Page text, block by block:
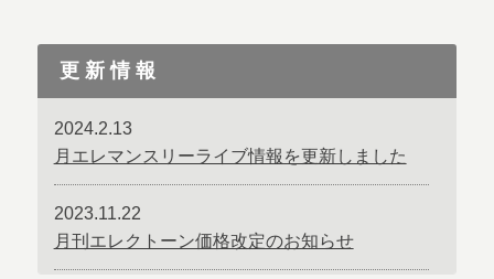
更新情報
2024.2.13
月エレマンスリーライブ情報を更新しました
2023.11.22
月刊エレクトーン価格改定のお知らせ